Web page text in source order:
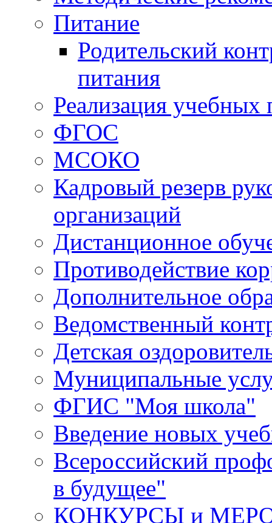
Питание
Родительский
питания
Реализация
ФГОС
МСОКО
Кадровый резерв
организаций
Дистанционное
Противодействие
Дополнительное
Ведомственный
Детская
Муниципальные
ФГИС "Моя школа"
Введение новых
Всероссийский
в будущее"
КОНКУРСЫ и